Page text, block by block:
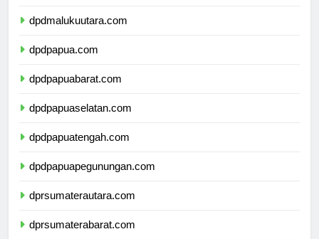
dpdmalukuutara.com
dpdpapua.com
dpdpapuabarat.com
dpdpapuaselatan.com
dpdpapuatengah.com
dpdpapuapegunungan.com
dprsumaterautara.com
dprsumaterabarat.com